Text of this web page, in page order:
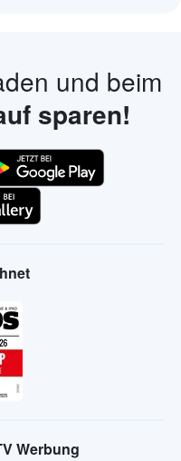
und beim
sparen!
Werbung